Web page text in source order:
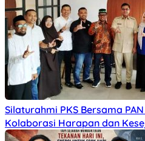
Silaturahmi PKS Bersama
Kolaborasi Harapan dan